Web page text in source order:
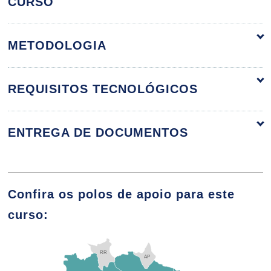
Ética e Sociedade no Mundo
Globalizado e Ética em Saúde
10h
Processo Saúde e Doença
METODOLOGIA
REQUISITOS TECNOLÓGICOS
ENTREGA DE DOCUMENTOS
Confira os polos de apoio para este
curso:
AP
RR